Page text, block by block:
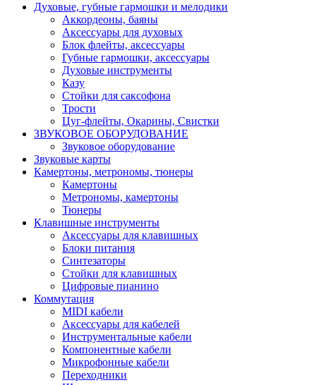
Духовые, губные гармошки и мелодики
Аккордеоны, баяны
Аксессуары для духовых
Блок флейты, аксессуары
Губные гармошки, аксессуары
Духовые инструменты
Казу
Стойки для саксофона
Трости
Цуг-флейты, Окарины, Свистки
ЗВУКОВОЕ ОБОРУДОВАНИЕ
Звуковое оборудование
Звуковые карты
Камертоны, метрономы, тюнеры
Камертоны
Метрономы, камертоны
Тюнеры
Клавишные инструменты
Аксессуары для клавишных
Блоки питания
Синтезаторы
Стойки для клавишных
Цифровые пианино
Коммутация
MIDI кабели
Аксессуары для кабелей
Инструментальные кабели
Компонентные кабели
Микрофонные кабели
Переходники